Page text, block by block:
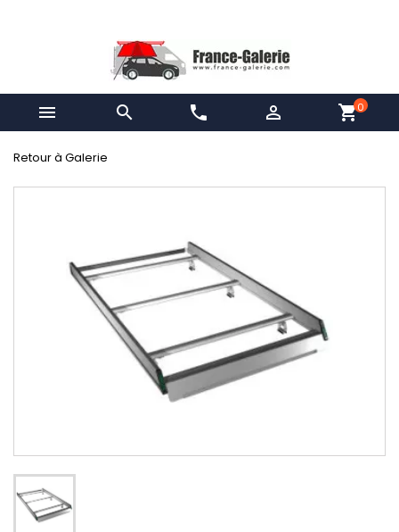
  phone  shopping_cart0
Retour à Galerie